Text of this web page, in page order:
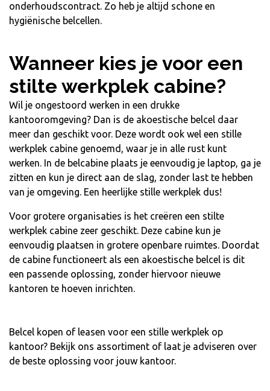
onderhoudscontract. Zo heb je altijd schone en
hygiënische belcellen.
Wanneer kies je voor een
stilte werkplek cabine?
Wil je ongestoord werken in een drukke
kantooromgeving? Dan is de akoestische belcel daar
meer dan geschikt voor. Deze wordt ook wel een stille
werkplek cabine genoemd, waar je in alle rust kunt
werken. In de belcabine plaats je eenvoudig je laptop, ga je
zitten en kun je direct aan de slag, zonder last te hebben
van je omgeving. Een heerlijke stille werkplek dus!
Voor grotere organisaties is het creëren een stilte
werkplek cabine zeer geschikt. Deze cabine kun je
eenvoudig plaatsen in grotere openbare ruimtes. Doordat
de cabine functioneert als een akoestische belcel is dit
een passende oplossing, zonder hiervoor nieuwe
kantoren te hoeven inrichten.
Belcel kopen of leasen voor een stille werkplek op
kantoor? Bekijk ons assortiment of laat je adviseren over
de beste oplossing voor jouw kantoor.